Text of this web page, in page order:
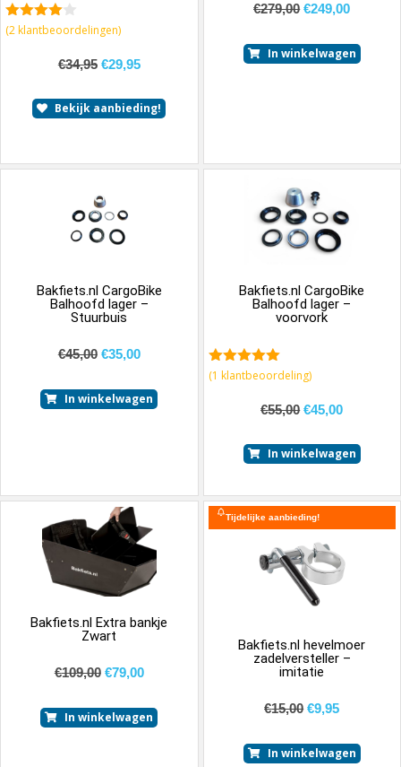
4.50van
(2klantbeoordelingen)
€34,95 €29,95
Bekijk aanbieding!
€279,00 €249,00
In winkelwagen
Bakfiets.nl CargoBike
Balhoofd lager –
Stuurbuis
€45,00 €35,00
In winkelwagen
Bakfiets.nl CargoBike
Balhoofd lager –
voorvork
5.00van 5
(1 klantbeoordeling)
€55,00 €45,00
In winkelwagen
Bakfiets.nl Extra bankje
Zwart
€109,00 €79,00
In winkelwagen
Tijdelijke aanbieding!
Bakfiets.nl hevelmoer
zadelversteller –
imitatie
€15,00 €9,95
In winkelwagen